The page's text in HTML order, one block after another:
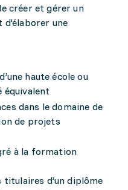
créer et gérer un
d'élaborer une
haute école ou
équivalent
dans le domaine de
de projets
à la formation
titulaires d’un diplôme